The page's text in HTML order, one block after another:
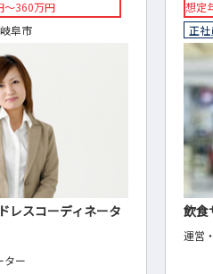
800万円
町
営・管理
◇想
◇正
輸送
◇治具